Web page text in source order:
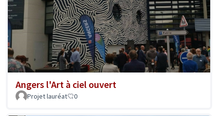
Angers l'Art à ciel ouvert
Projet lauréat 0